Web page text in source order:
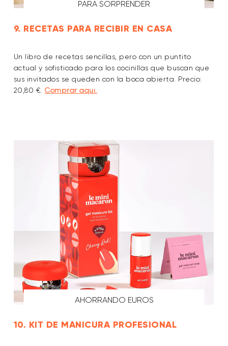
PARA SORPRENDER
9. RECETAS PARA RECIBIR EN CASA
Un libro de recetas sencillas, pero con un puntito
actual y sofisticado para los cocinillas que buscan que
sus invitados se queden con la boca abierta. Precio:
20,80 €. Comprar aquí.
AHORRANDO EUROS
10. KIT DE MANICURA PROFESIONAL